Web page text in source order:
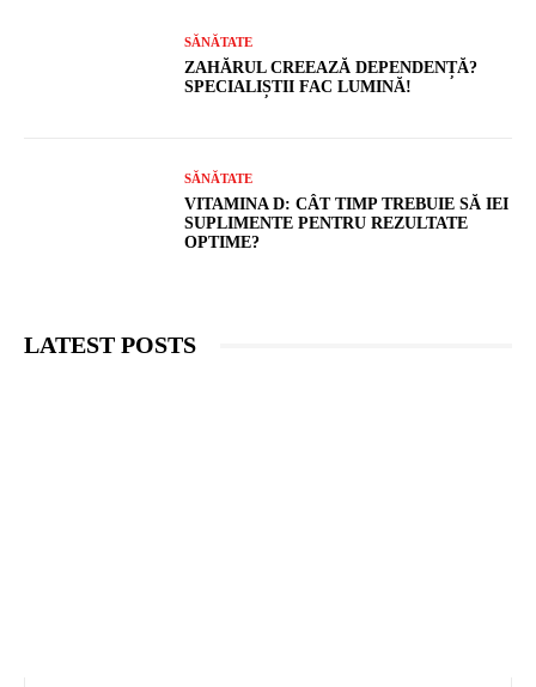
SĂNĂTATE
ZAHĂRUL CREEAZĂ DEPENDENȚĂ?
SPECIALIȘTII FAC LUMINĂ!
SĂNĂTATE
VITAMINA D: CÂT TIMP TREBUIE SĂ IEI
SUPLIMENTE PENTRU REZULTATE
OPTIME?
LATEST POSTS